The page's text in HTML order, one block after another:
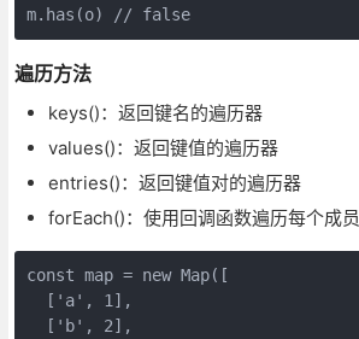
m.has(o) // false
遍历方法
keys()：返回键名的遍历器
values()：返回键值的遍历器
entries()：返回键值对的遍历器
forEach()：使用回调函数遍历每个成员
const map = new Map([
  ['a', 1],
  ['b', 2],